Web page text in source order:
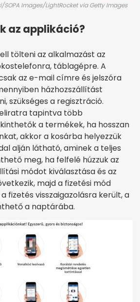
SOPA Images/LightRocket via Getty Images
az applikáció?
tölteni az alkalmazást az
táblagépre. A
az e-mail címre és jelszóra
házhozszállítást
szükséges a regisztráció.
tapintva több
a termékek, ha hosszan
akkor a kosárba helyezzük
alján látható, aminek a teljes
meg, ha felfelé húzzuk az
módot kiválasztása és az
majd a fizetési mód
fizetés visszaigazolásra került, a
a naptárába.